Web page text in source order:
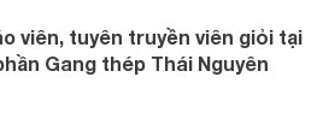
viên, tuyên truyền viên giỏi tại
Gang thép Thái Nguyên